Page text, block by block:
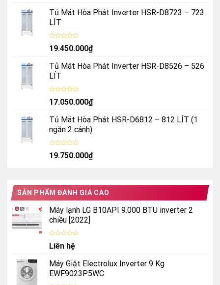
0
5
sao
Tủ Mát Hòa Phát Inverter HSR-D8723 – 723
LÍT
Được
xếp
0
5
sao
19.450.000₫
Tủ Mát Hòa Phát Inverter HSR-D8526 – 526
LÍT
Được
xếp
0
5
sao
17.050.000₫
Tủ Mát Hòa Phát HSR-D6812 – 812 LÍT (1
ngăn 2 cánh)
Được
xếp
19.750.000₫
SẢN PHẨM ĐÁNH GIÁ CAO
Máy lạnh LG B10API 9.000 BTU inverter 2
chiều [2022]
Được
xếp
0
5
sao
Liên hệ
Máy Giặt Electrolux Inverter 9 Kg
EWF9023P5WC